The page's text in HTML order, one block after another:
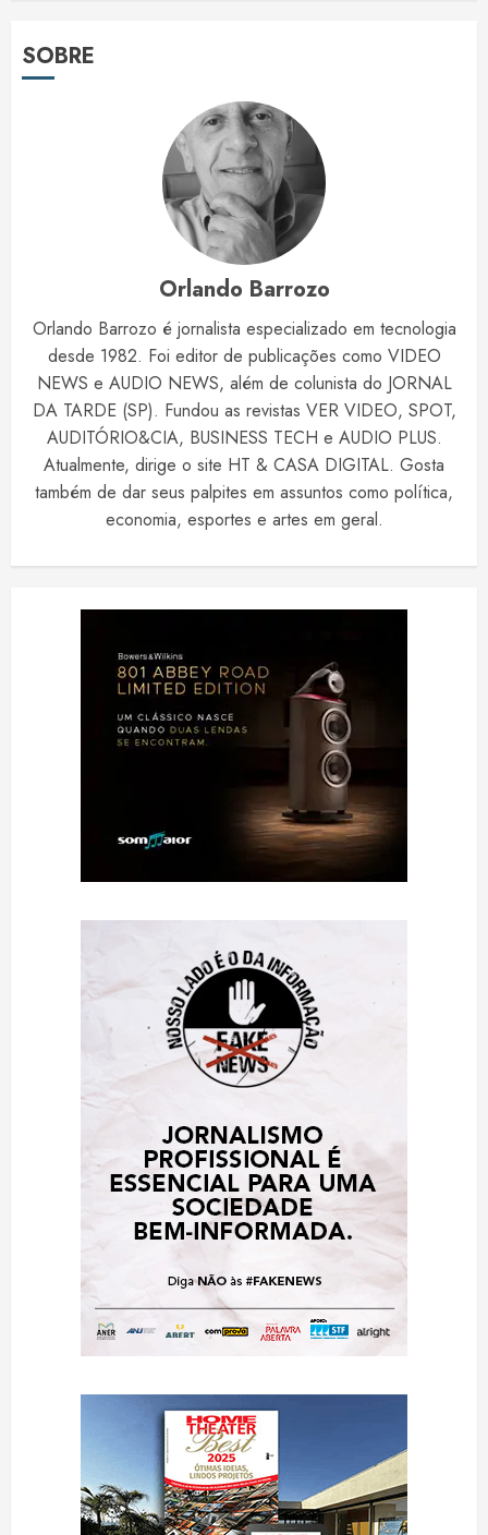
SOBRE
Orlando Barrozo
Orlando Barrozo é jornalista especializado em tecnologia
desde 1982. Foi editor de publicações como VIDEO
NEWS e AUDIO NEWS, além de colunista do JORNAL
DA TARDE (SP). Fundou as revistas VER VIDEO, SPOT,
AUDITÓRIO&CIA, BUSINESS TECH e AUDIO PLUS.
Atualmente, dirige o site HT & CASA DIGITAL. Gosta
também de dar seus palpites em assuntos como política,
economia, esportes e artes em geral.